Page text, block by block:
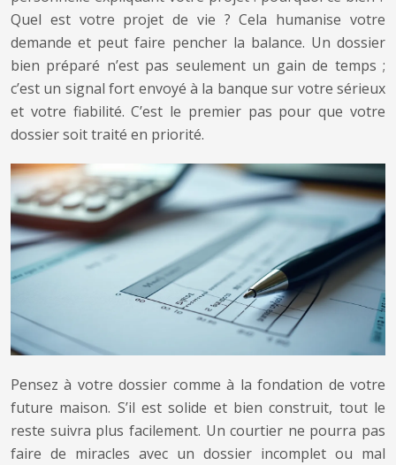
Quel est votre projet de vie ? Cela humanise votre
demande et peut faire pencher la balance. Un dossier
bien préparé n’est pas seulement un gain de temps ;
c’est un signal fort envoyé à la banque sur votre sérieux
et votre fiabilité. C’est le premier pas pour que votre
dossier soit traité en priorité.
Pensez à votre dossier comme à la fondation de votre
future maison. S’il est solide et bien construit, tout le
reste suivra plus facilement. Un courtier ne pourra pas
faire de miracles avec un dossier incomplet ou mal